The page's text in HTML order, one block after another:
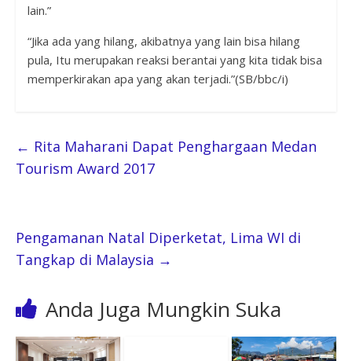
lain.”
“Jika ada yang hilang, akibatnya yang lain bisa hilang
pula, Itu merupakan reaksi berantai yang kita tidak bisa
memperkirakan apa yang akan terjadi.”(SB/bbc/i)
← Rita Maharani Dapat Penghargaan Medan
Tourism Award 2017
Pengamanan Natal Diperketat, Lima WI di
Tangkap di Malaysia →
Anda Juga Mungkin Suka